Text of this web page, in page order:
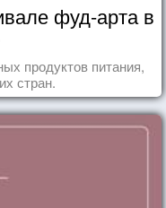
фуд-арта в
продуктов питания,
стран.